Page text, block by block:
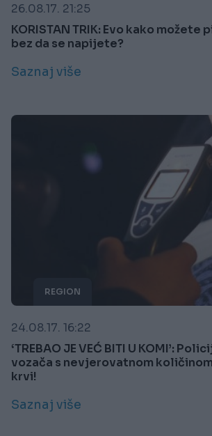
26.08.17. 21:25
KORISTAN TRIK: Evo kako možete
bez da se napijete?
Saznaj više
REGION
24.08.17. 16:22
‘TREBAO JE VEĆ BITI U KOMI’:
vozača s nevjerovatnom
krvi!
Saznaj više